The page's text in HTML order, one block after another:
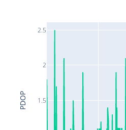
1.5
2
2.5
PDOP